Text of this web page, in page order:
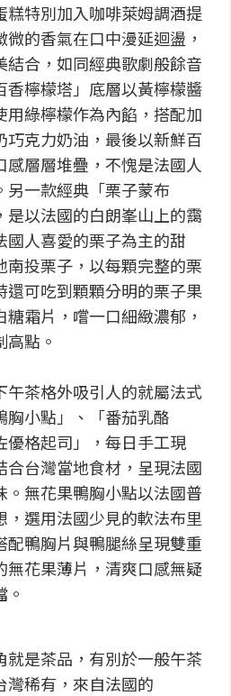
糕特別加入咖啡萊姆調酒提
的香氣在口中漫延迴盪，
結合，如同經典歌劇般餘音
香檸檬塔」底層以黃檸檬醬
綠檸檬作為內餡，搭配加
巧克力奶油，最後以新鮮百
層層堆疊，不愧是法國人
另一款經典「栗子蒙布
是以法國的白朗峯山上的靄
國人喜愛的栗子為主的甜
南投栗子，以每顆完整的栗
還可吃到顆顆分明的栗子果
霜片，嚐一口細緻濃郁，
點。
午茶格外吸引人的就屬法式
小點」、「番茄乳酪
優格起司」，每日手工現
台灣當地食材，呈現法國
。無花果鴨胸小點以法國普
，選用法國少見的軟法布里
鴨胸片與鴨腿絲呈現雙重
無花果薄片，清爽口感無疑
就是茶品，有別於一般午茶
灣稀有，來自法國的